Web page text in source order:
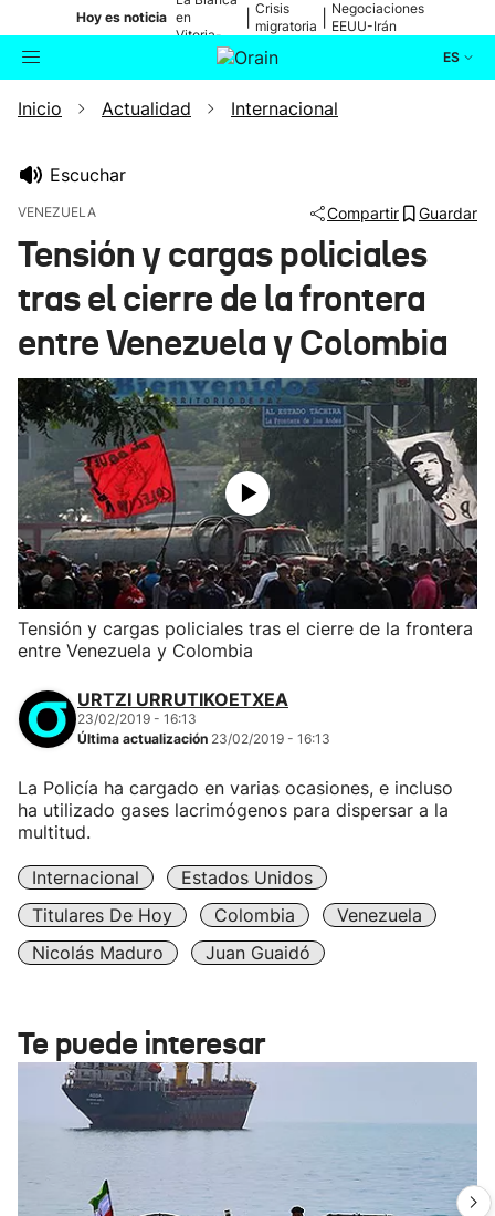
Hoy es noticia en
Vitoria-
Gasteiz
Crisis
migratoria
Negociaciones
EEUU-Irán
ES
Buscador Actualidad
Ikusmiran
Eguraldia
Inicio Actualidad Internacional
Escuchar
VENEZUELA Compartir Guardar
Tensión y cargas policiales
tras el cierre de la frontera
entre Venezuela y Colombia
Tensión y cargas policiales tras el cierre de la frontera
entre Venezuela y Colombia
URTZI URRUTIKOETXEA
23/02/2019 - 16:13
Última actualización 23/02/2019 - 16:13
La Policía ha cargado en varias ocasiones, e incluso
ha utilizado gases lacrimógenos para dispersar a la
multitud.
Internacional
Estados Unidos
Titulares De Hoy
Colombia
Venezuela
Nicolás Maduro
Juan Guaidó
Te puede interesar